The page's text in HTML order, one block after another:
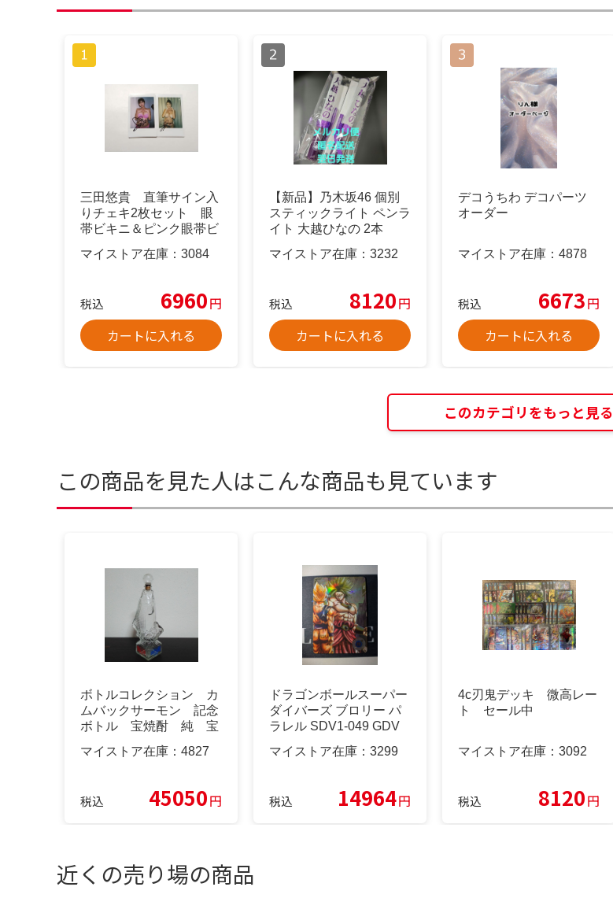
三田悠貴 直筆サイン入
りチェキ2枚セット 眼
帯ビキニ＆ピンク眼帯ビ
マイストア在庫： 3084
税込 6960円
カートに入れる
【新品】乃木坂46 個別
スティックライト ペンラ
イト 大越ひなの 2本
マイストア在庫： 3232
税込 8120円
カートに入れる
デコうちわ デコパーツ
オーダー
マイストア在庫： 4878
税込 6673円
カートに入れる
このカテゴリをもっと見る
この商品を見た人はこんな商品も見ています
ボトルコレクション カ
ムバックサーモン 記念
ボトル 宝焼酎 純 宝
マイストア在庫： 4827
税込 45050円
ドラゴンボールスーパー
ダイバーズ ブロリー パ
ラレル SDV1-049 GDV
マイストア在庫： 3299
税込 14964円
4c刃鬼デッキ 微高レー
ト セール中
マイストア在庫： 3092
税込 8120円
近くの売り場の商品